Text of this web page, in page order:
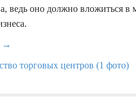
ведь оно должно вложиться
→